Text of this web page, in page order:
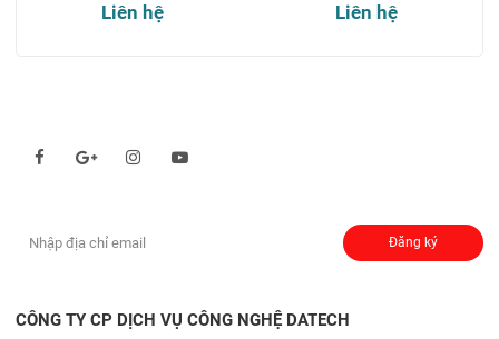
Liên hệ Liên hệ
Đăng ký
CÔNG TY CP DỊCH VỤ CÔNG NGHỆ DATECH